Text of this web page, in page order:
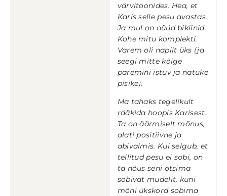
värvitoonides. Hea, et
Karis selle pesu avastas.
Ja mul on nüüd bikiinid.
Kohe mitu komplekti.
Varem oli napilt üks (ja
seegi mitte kõige
paremini istuv ja natuke
pisike).
Ma tahaks tegelikult
rääkida hoopis Karisest.
Ta on äärmiselt mõnus,
alati positiivne ja
abivalmis. Kui selgub, et
tellitud pesu ei sobi, on
ta nõus seni otsima
sobivat mudelit, kuni
mõni ükskord sobima